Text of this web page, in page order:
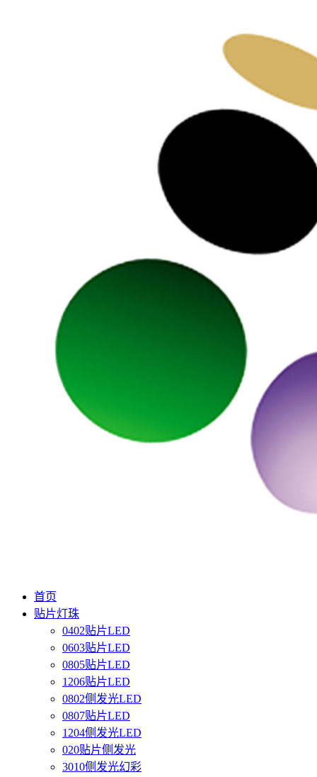
首页
贴片灯珠
0402贴片LED
0603贴片LED
0805贴片LED
1206贴片LED
0802侧发光LED
0807贴片LED
1204侧发光LED
020贴片侧发光
3010侧发光幻彩